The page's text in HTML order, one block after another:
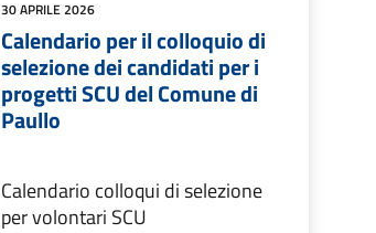
30 APRILE 2026
Calendario per il colloquio di
selezione dei candidati per i
progetti SCU del Comune di
Paullo
Calendario colloqui di selezione
per volontari SCU